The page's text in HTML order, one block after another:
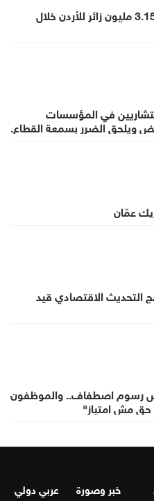
2.47 مليار دينار الدخل السياحي و3.15 مليون زائر للأردن خلال
في المؤسسات
ويلحق الضرر بسمعة القطاع.
عمّان
التحديث الاقتصادي قيد
رسوم اصطفاف.. والموظفون
حق مش امتياز"
خبر وصورة
عربي دولي